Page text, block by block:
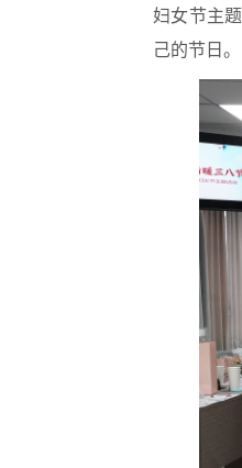
妇女节主
己的节日。